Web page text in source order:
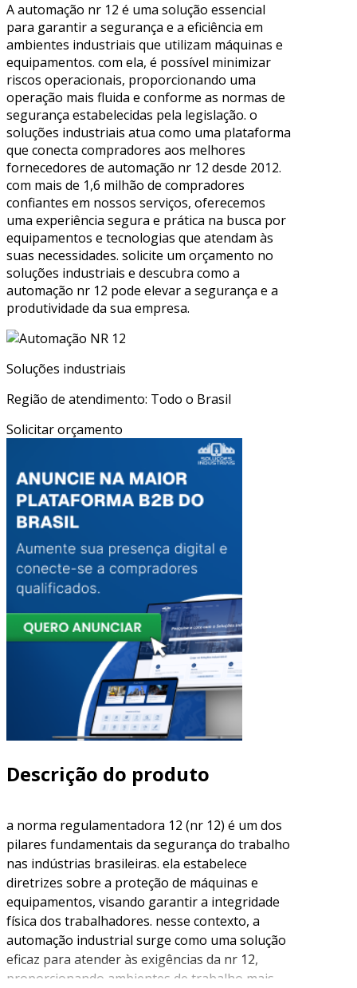
A automação nr 12 é uma solução essencial
para garantir a segurança e a eficiência em
ambientes industriais que utilizam máquinas e
equipamentos. com ela, é possível minimizar
riscos operacionais, proporcionando uma
operação mais fluida e conforme as normas de
segurança estabelecidas pela legislação. o
soluções industriais atua como uma plataforma
que conecta compradores aos melhores
fornecedores de automação nr 12 desde 2012.
com mais de 1,6 milhão de compradores
confiantes em nossos serviços, oferecemos
uma experiência segura e prática na busca por
equipamentos e tecnologias que atendam às
suas necessidades. solicite um orçamento no
soluções industriais e descubra como a
automação nr 12 pode elevar a segurança e a
produtividade da sua empresa.
Soluções industriais
Região de atendimento: Todo o Brasil
Solicitar orçamento
Descrição do produto
a norma regulamentadora 12 (nr 12) é um dos
pilares fundamentais da segurança do trabalho
nas indústrias brasileiras. ela estabelece
diretrizes sobre a proteção de máquinas e
equipamentos, visando garantir a integridade
física dos trabalhadores. nesse contexto, a
automação industrial surge como uma solução
eficaz para atender às exigências da nr 12,
proporcionando ambientes de trabalho mais